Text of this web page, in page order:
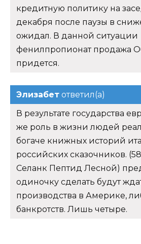
кредитную политику на
декабря после паузы в
ожидал. В данной ситуации
фенилпропионат продажа
придется.
Элизабет ответил(а)
В результате государства
же роль в жизни людей
богаче книжных историй
российских сказочников.
Селанк Пептид Лесной)
одиночку сделать будут
производства в Америке,
банкротств. Лишь четыре.